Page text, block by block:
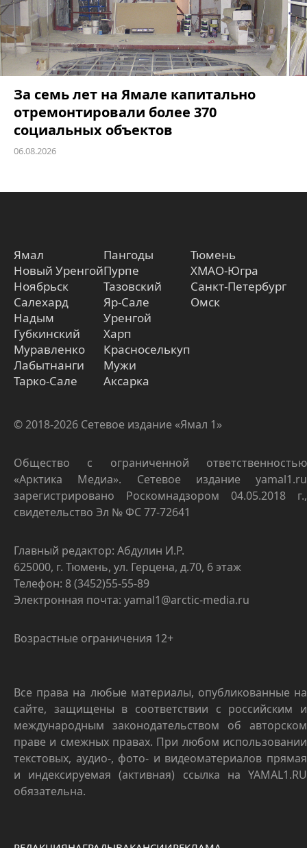
За семь лет на Ямале капитально
отремонтировали более 370
социальных объектов
06.08.2026
Ямал
Новый Уренгой
Ноябрьск
Салехард
Надым
Губкинский
Муравленко
Лабытнанги
Тарко-Сале
Пангоды
Пурпе
Тазовский
Яр-Сале
Уренгой
Харп
Красноселькуп
Мужи
Аксарка
Тюмень
ХМАО-Югра
Санкт-Петербург
Омск
© 2018-2026 Сетевое издание «Ямал 1»
Общество с ограниченной ответственностью
«Арктика Медиа». Сетевое издание yamal1.ru
зарегистрировано Роскомнадзором 04.05.2018 г.,
свидетельство Эл № ФС 77-72641
Главный редактор: Абдулин И.Р.
625000, г. Тюмень, ул. Герцена, д.70, 6 этаж
Телефон: 8 (3452)55-55-89
Электронная почта: yamal1@arctic-media.ru
Возрастные ограничения 12+
Все права на любые материалы, опубликованные на
сайте, защищены в соответствии с российским и
международным законодательством об авторском
праве и смежных правах. При любом использовании
текстовых, аудио-, фото- и видеоматериалов прямая
и индексируемая (активная) ссылка на YAMAL1.RU
обязательна.